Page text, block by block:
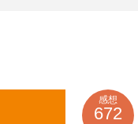
感想
672